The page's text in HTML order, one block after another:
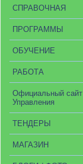
СПРАВОЧНАЯ
ПРОГРАММЫ
ОБУЧЕНИЕ
РАБОТА
Официальный сайт
Управления
ТЕНДЕРЫ
МАГАЗИН